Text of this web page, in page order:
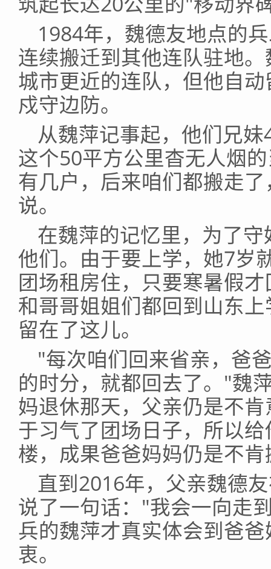
1984年，魏德友地点的
连续搬迁到其他连队驻地
城市更近的连队，但他自
戍守边防。
从魏萍记事起，他们兄
这个50平方公里杳无人烟
有几户，后来咱们都搬走
说。
在魏萍的记忆里，为了
他们。由于要上学，她7岁
团场租房住，只要寒暑假
和哥哥姐姐们都回到山东
留在了这儿。
"每次咱们回来省亲，爸
的时分，就都回去了。"魏
妈退休那天，父亲仍是不
于习气了团场日子，所以
楼，成果爸爸妈妈仍是不
直到2016年，父亲魏德
说了一句话："我会一向走
兵的魏萍才真实体会到爸
衷。